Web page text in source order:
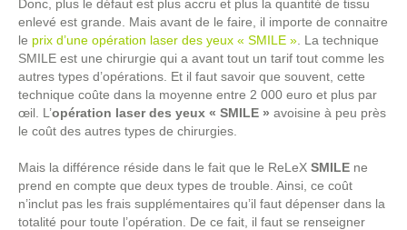
Donc, plus le défaut est plus accru et plus la quantité de tissu
enlevé est grande. Mais avant de le faire, il importe de connaitre
le prix d’une opération laser des yeux « SMILE » . La technique
SMILE est une chirurgie qui a avant tout un tarif tout comme les
autres types d’opérations. Et il faut savoir que souvent, cette
technique coûte dans la moyenne entre 2 000 euro et plus par
œil. L’opération laser des yeux « SMILE » avoisine à peu près
le coût des autres types de chirurgies.
Mais la différence réside dans le fait que le ReLeX SMILE ne
prend en compte que deux types de trouble. Ainsi, ce coût
n’inclut pas les frais supplémentaires qu’il faut dépenser dans la
totalité pour toute l’opération. De ce fait, il faut se renseigner